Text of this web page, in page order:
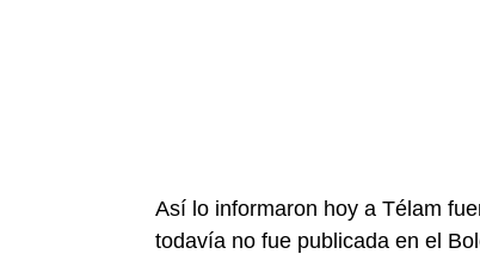
Así lo informaron hoy a Télam
todavía no fue publicada en el